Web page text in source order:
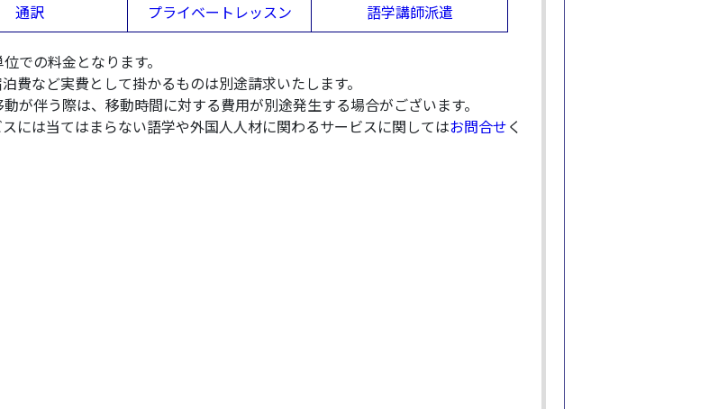
通訳 プライベートレッスン 語学講師派遣
での料金となります。
費など実費として掛かるものは別途請求いたします。
が伴う際は、移動時間に対する費用が別途発生する場合がございます。
には当てはまらない語学や外国人人材に関わるサービスに関してはお問合せく